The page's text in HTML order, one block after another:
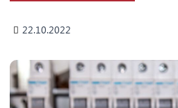
22.10.2022